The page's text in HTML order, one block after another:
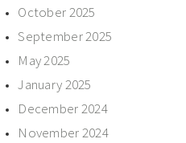
October 2025
September 2025
May 2025
January 2025
December 2024
November 2024